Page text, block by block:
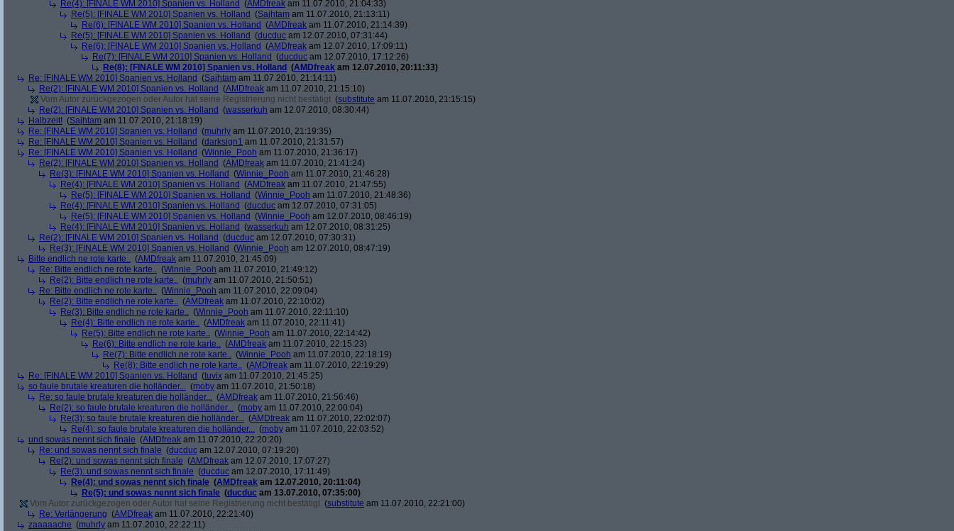
Re(4): [FINALE WM 2010] Spanien vs. Holland (AMDfreak am 11.07.2010, 21:04:33)
Re(5): [FINALE WM 2010] Spanien vs. Holland (Sajhtam am 11.07.2010, 21:13:11)
Re(6): [FINALE WM 2010] Spanien vs. Holland (AMDfreak am 11.07.2010, 21:14:39)
Re(5): [FINALE WM 2010] Spanien vs. Holland (ducduc am 12.07.2010, 07:31:44)
Re(6): [FINALE WM 2010] Spanien vs. Holland (AMDfreak am 12.07.2010, 17:09:11)
Re(7): [FINALE WM 2010] Spanien vs. Holland (ducduc am 12.07.2010, 17:12:26)
Re(8): [FINALE WM 2010] Spanien vs. Holland (AMDfreak am 12.07.2010, 20:11:33)
Re: [FINALE WM 2010] Spanien vs. Holland (Sajhtam am 11.07.2010, 21:14:11)
Re(2): [FINALE WM 2010] Spanien vs. Holland (AMDfreak am 11.07.2010, 21:15:10)
Vom Autor zurückgezogen oder Autor hat seine Registrierung nicht bestätigt (substitute am 11.07.2010, 21:15:15)
Re(2): [FINALE WM 2010] Spanien vs. Holland (wasserkuh am 12.07.2010, 08:30:44)
Halbzeit! (Sajhtam am 11.07.2010, 21:18:19)
Re: [FINALE WM 2010] Spanien vs. Holland (muhrly am 11.07.2010, 21:19:35)
Re: [FINALE WM 2010] Spanien vs. Holland (darksign1 am 11.07.2010, 21:31:57)
Re: [FINALE WM 2010] Spanien vs. Holland (Winnie_Pooh am 11.07.2010, 21:36:17)
Re(2): [FINALE WM 2010] Spanien vs. Holland (AMDfreak am 11.07.2010, 21:41:24)
Re(3): [FINALE WM 2010] Spanien vs. Holland (Winnie_Pooh am 11.07.2010, 21:46:28)
Re(4): [FINALE WM 2010] Spanien vs. Holland (AMDfreak am 11.07.2010, 21:47:55)
Re(5): [FINALE WM 2010] Spanien vs. Holland (Winnie_Pooh am 11.07.2010, 21:48:36)
Re(4): [FINALE WM 2010] Spanien vs. Holland (ducduc am 12.07.2010, 07:31:05)
Re(5): [FINALE WM 2010] Spanien vs. Holland (Winnie_Pooh am 12.07.2010, 08:46:19)
Re(4): [FINALE WM 2010] Spanien vs. Holland (wasserkuh am 12.07.2010, 08:31:25)
Re(2): [FINALE WM 2010] Spanien vs. Holland (ducduc am 12.07.2010, 07:30:31)
Re(3): [FINALE WM 2010] Spanien vs. Holland (Winnie_Pooh am 12.07.2010, 08:47:19)
Bitte endlich ne rote karte.. (AMDfreak am 11.07.2010, 21:45:09)
Re: Bitte endlich ne rote karte.. (Winnie_Pooh am 11.07.2010, 21:49:12)
Re(2): Bitte endlich ne rote karte.. (muhrly am 11.07.2010, 21:50:51)
Re: Bitte endlich ne rote karte.. (Winnie_Pooh am 11.07.2010, 22:09:04)
Re(2): Bitte endlich ne rote karte.. (AMDfreak am 11.07.2010, 22:10:02)
Re(3): Bitte endlich ne rote karte.. (Winnie_Pooh am 11.07.2010, 22:11:10)
Re(4): Bitte endlich ne rote karte.. (AMDfreak am 11.07.2010, 22:11:41)
Re(5): Bitte endlich ne rote karte.. (Winnie_Pooh am 11.07.2010, 22:14:42)
Re(6): Bitte endlich ne rote karte.. (AMDfreak am 11.07.2010, 22:15:23)
Re(7): Bitte endlich ne rote karte.. (Winnie_Pooh am 11.07.2010, 22:18:19)
Re(8): Bitte endlich ne rote karte.. (AMDfreak am 11.07.2010, 22:19:29)
Re: [FINALE WM 2010] Spanien vs. Holland (tuvix am 11.07.2010, 21:45:25)
so faule brutale kreaturen die holländer... (moby am 11.07.2010, 21:50:18)
Re: so faule brutale kreaturen die holländer... (AMDfreak am 11.07.2010, 21:56:46)
Re(2): so faule brutale kreaturen die holländer... (moby am 11.07.2010, 22:00:04)
Re(3): so faule brutale kreaturen die holländer... (AMDfreak am 11.07.2010, 22:02:07)
Re(4): so faule brutale kreaturen die holländer... (moby am 11.07.2010, 22:03:52)
und sowas nennt sich finale (AMDfreak am 11.07.2010, 22:20:20)
Re: und sowas nennt sich finale (ducduc am 12.07.2010, 07:19:20)
Re(2): und sowas nennt sich finale (AMDfreak am 12.07.2010, 17:07:27)
Re(3): und sowas nennt sich finale (ducduc am 12.07.2010, 17:11:49)
Re(4): und sowas nennt sich finale (AMDfreak am 12.07.2010, 20:11:04)
Re(5): und sowas nennt sich finale (ducduc am 13.07.2010, 07:35:00)
Vom Autor zurückgezogen oder Autor hat seine Registrierung nicht bestätigt (substitute am 11.07.2010, 22:21:00)
Re: Verlängerung (AMDfreak am 11.07.2010, 22:21:40)
zaaaaache (muhrly am 11.07.2010, 22:22:11)